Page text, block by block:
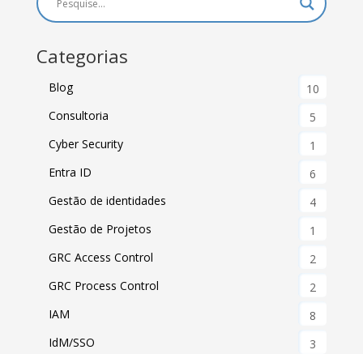
Categorias
Blog
10
Consultoria
5
Cyber Security
1
Entra ID
6
Gestão de identidades
4
Gestão de Projetos
1
GRC Access Control
2
GRC Process Control
2
IAM
8
IdM/SSO
3